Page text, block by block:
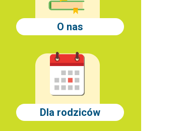
O nas
Dla rodziców